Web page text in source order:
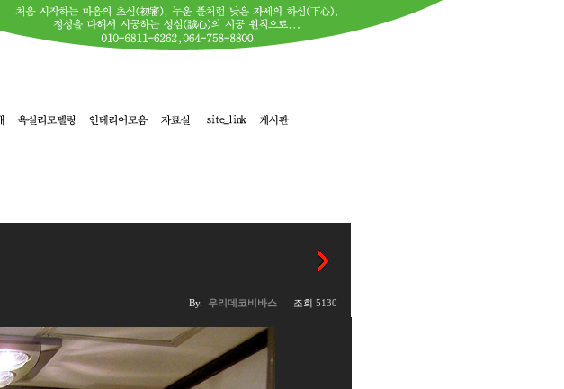
By. 우리데코비바스 조회 5130